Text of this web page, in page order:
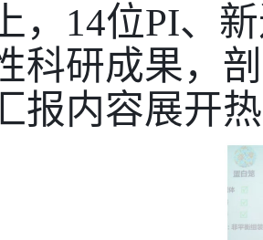
，14位PI、
科研成果，
报内容展开